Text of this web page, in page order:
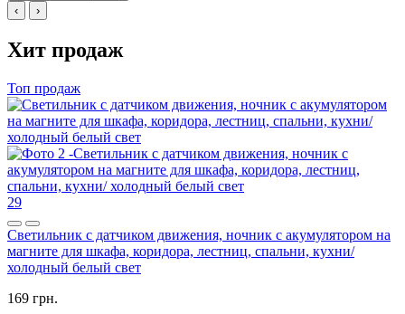
‹
›
Хит продаж
Топ продаж
29
Светильник с датчиком движения, ночник с акумулятором на
магните для шкафа, коридора, лестниц, спальни, кухни/
холодный белый свет
169 грн.